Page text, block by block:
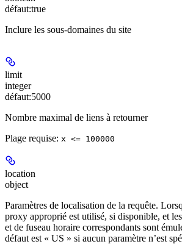
défaut:true
Inclure les sous-domaines du site
limit
integer
défaut:5000
Nombre maximal de liens à retourner
Plage requise: x <= 100000
location
object
Paramètres de localisation de la requête.
proxy approprié est utilisé, si disponible, et
et de fuseau horaire correspondants sont
défaut est « US » si aucun paramètre n’est